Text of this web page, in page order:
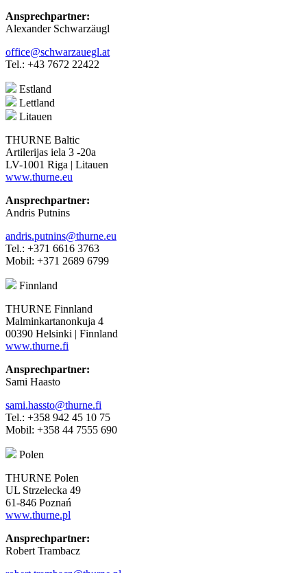
Ansprechpartner:
Alexander Schwarzäugl
office@schwarzauegl.at
Tel.: +43 7672 22422
Estland
Lettland
Litauen
THURNE Baltic
Artilerijas iela 3 -20a
LV-1001 Riga | Litauen
www.thurne.eu
Ansprechpartner:
Andris Putnins
andris.putnins@thurne.eu
Tel.: +371 6616 3763
Mobil: +371 2689 6799
Finnland
THURNE Finnland
Malminkartanonkuja 4
00390 Helsinki | Finnland
www.thurne.fi
Ansprechpartner:
Sami Haasto
sami.hassto@thurne.fi
Tel.: +358 942 45 10 75
Mobil: +358 44 7555 690
Polen
THURNE Polen
UL Strzelecka 49
61-846 Poznań
www.thurne.pl
Ansprechpartner:
Robert Trambacz